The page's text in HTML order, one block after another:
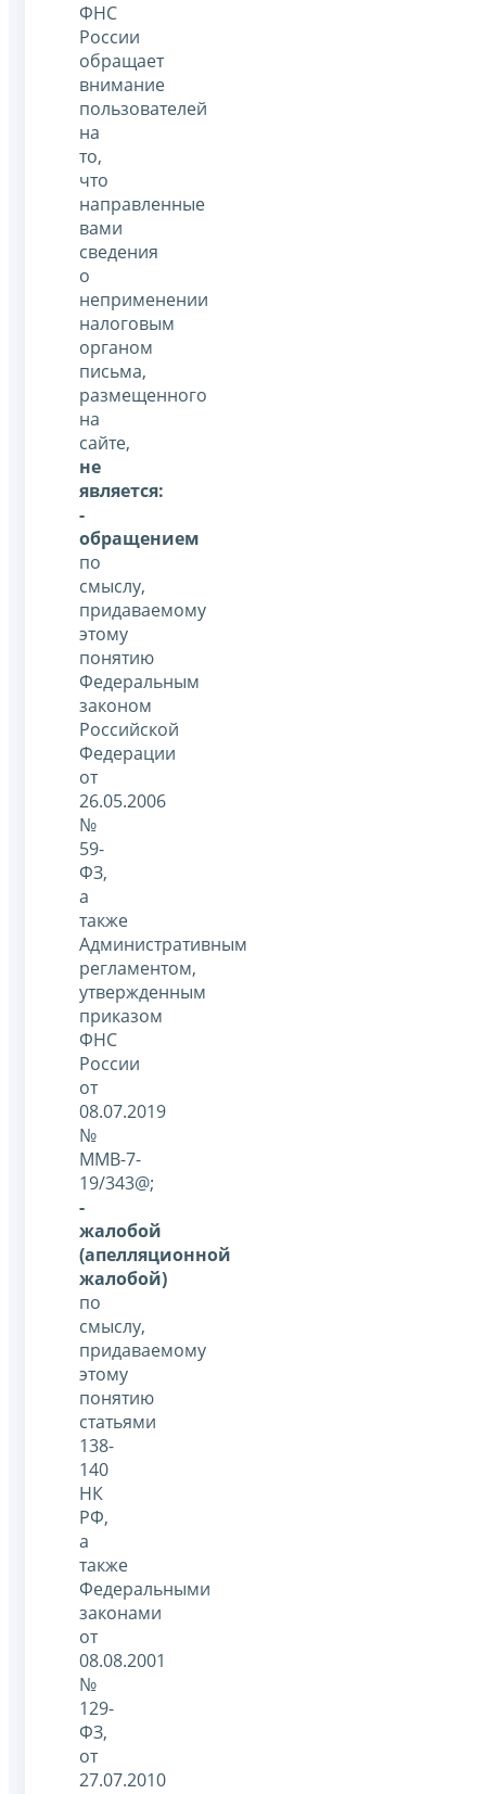
ФНС
России
обращает
внимание
пользователей
на
то,
что
направленные
вами
сведения
о
неприменении
налоговым
органом
письма,
размещенного
на
сайте,
не
является:
-
обращением
по
смыслу,
придаваемому
этому
понятию
Федеральным
законом
Российской
Федерации
от
26.05.2006
№
59-
ФЗ,
а
также
Административным
регламентом,
утвержденным
приказом
ФНС
России
от
08.07.2019
№
ММВ-7-
19/343@;
-
жалобой
(апелляционной
жалобой)
по
смыслу,
придаваемому
этому
понятию
статьями
138-
140
НК
РФ,
а
также
Федеральными
законами
от
08.08.2001
№
129-
ФЗ,
от
27.07.2010